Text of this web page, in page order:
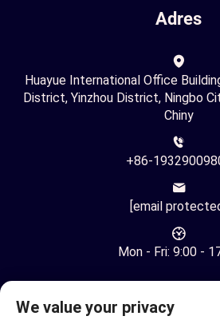
Adres
Huayue International Office
District, Yinzhou District, Ningbo
Chiny
+86-
[email
Mon - Fri: 9:00 -
We value your privacy